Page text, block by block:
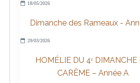
18/05/2026
Dimanche des Rameaux -
29/03/2026
HOMÉLIE DU 4ᵉ DIMANCHE
CARÊME – Année A